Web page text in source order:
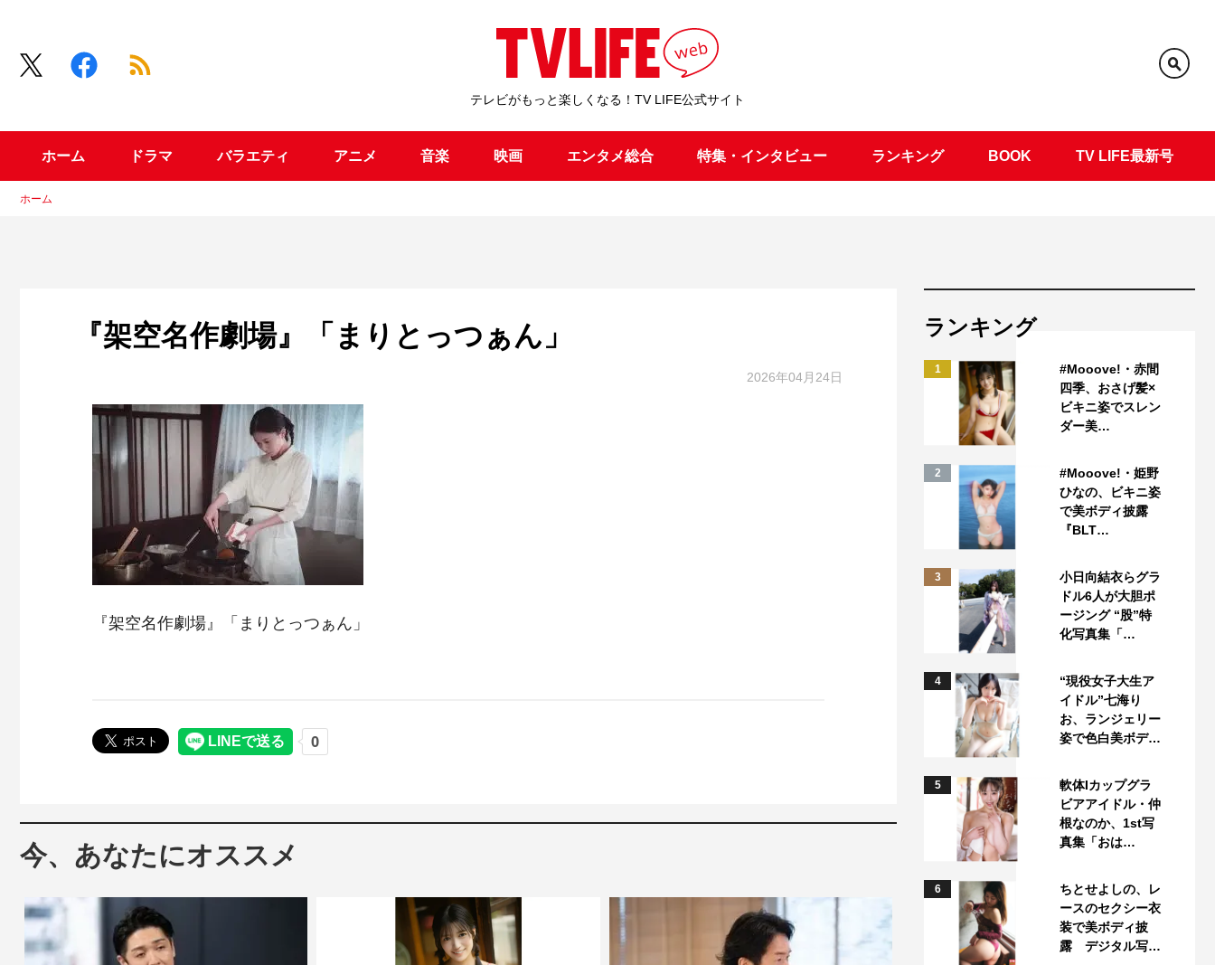
テレビがもっと楽しくなる！TV LIFE公式サイト
ホーム ドラマ バラエティ アニメ 音楽 映画 エンタメ総合 特集・インタビュー ランキング BOOK TV LIFE最新号
ホーム
『架空名作劇場』「まりとっつぁん」
2026年04月24日
『架空名作劇場』「まりとっつぁん」
今、あなたにオススメ
ランキング
1
#Mooove!・赤間
四季、おさげ髪×
ビキニ姿でスレン
ダー美…
2
#Mooove!・姫野
ひなの、ビキニ姿
で美ボディ披露
『BLT…
3
小日向結衣らグラ
ドル6人が大胆ポ
ージング “股”特
化写真集「…
4
“現役女子大生ア
イドル”七海り
お、ランジェリー
姿で色白美ボデ…
5
軟体Iカップグラ
ビアアイドル・仲
根なのか、1st写
真集「おは…
6
ちとせよしの、レ
ースのセクシー衣
装で美ボディ披
露 デジタル写…